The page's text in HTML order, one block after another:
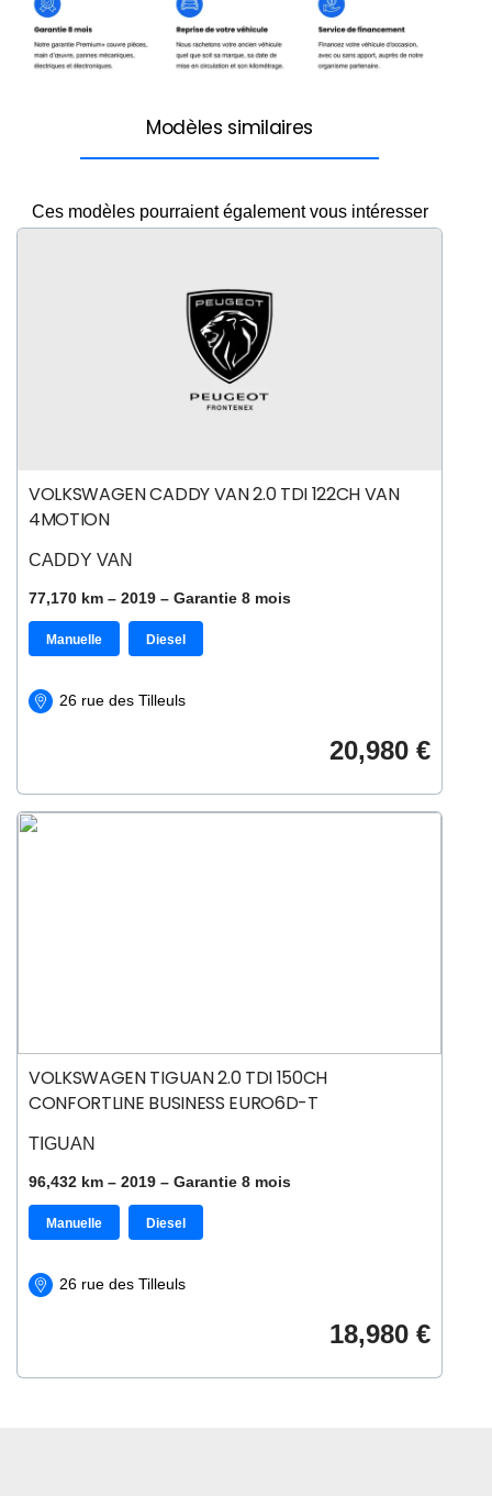
Modèles similaires
Ces modèles pourraient également vous intéresser
VOLKSWAGEN CADDY VAN 2.0 TDI 122CH VAN
4MOTION
CADDY VAN
77,170 km – 2019 – Garantie 8 mois
Manuelle Diesel
26 rue des Tilleuls
20,980 €
VOLKSWAGEN TIGUAN 2.0 TDI 150CH
CONFORTLINE BUSINESS EURO6D-T
TIGUAN
96,432 km – 2019 – Garantie 8 mois
Manuelle Diesel
26 rue des Tilleuls
18,980 €